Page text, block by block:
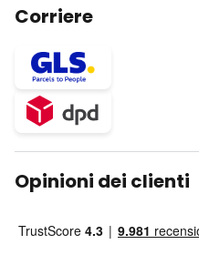
Corriere
Opinioni dei clienti